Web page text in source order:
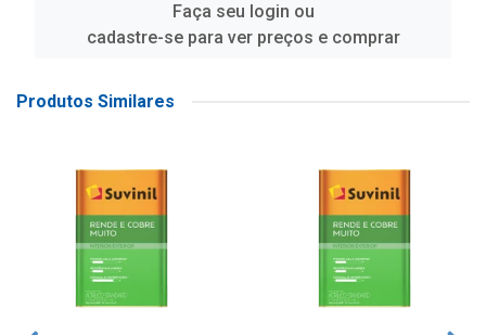
Faça seu login ou
cadastre-se para ver preços e comprar
Produtos Similares